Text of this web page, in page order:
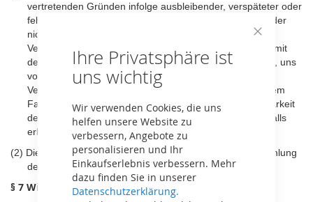
Close
Cookie
Ihre Privatsphäre ist
uns wichtig
Wir verwenden Cookies, die uns
helfen unsere Website zu
verbessern, Angebote zu
personalisieren und Ihr
Einkaufserlebnis verbessern. Mehr
dazu finden Sie in unserer
Datenschutzerklärung.
vertretenden Gründen infolge ausbleibender, verspäteter oder
fehlerhafter Belieferung durch einen Lieferanten nicht oder
nicht rechtzeitig liefern können, obwohl wir vor
Vertragsschluss einen entsprechenden Einkaufsvertrag mit
dem Lieferanten geschlossen haben, sind wir berechtigt, uns
von der Lieferverpflichtung zu lösen.
Verbraucher (§ 7 Abs. 1) bestellt haben, sind wir in diesem
Fall verpflichtet, Sie unverzüglich über die Nichtverfügbarkeit
des Artikels zu unterrichten und Ihnen eine gegebenenfalls
erbrachte Gegenleistung unverzüglich zu erstatten.
(2) Die gelieferten Artikel bleiben bis zur vollständigen Bezahlung
des Kaufpreises in unserem Eigentum.
§ 7 Widerrufsrecht